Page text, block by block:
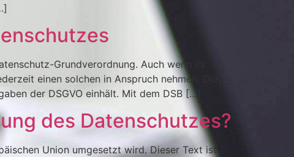
Grundverordnung. Auch wenn Ihr
einen solchen in Anspruch nehmen. Die
der DSGVO einhält. Mit dem DSB […]
des Datenschutzes?
Union umgesetzt wird. Dieser Text ist